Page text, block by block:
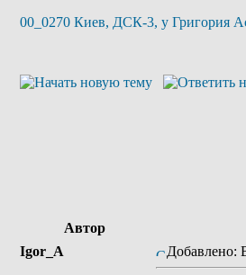
00_0270 Киев, ДСК-3, у Григория
Автор
Igor_A
Добавлено: